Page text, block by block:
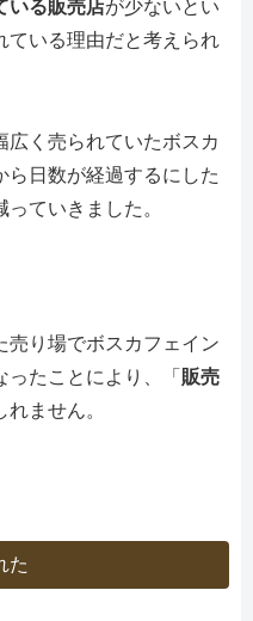
いる販売店が少ないとい
ている理由だと考えられ
広く売られていたボスカ
ら日数が経過するにした
ていきました。
売り場でボスカフェイン
たことにより、「 販売
れません。
た